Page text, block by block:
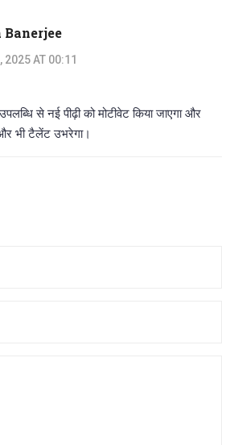
Banerjee
2025 AT 00:11
से नई पीढ़ी को मोटीवेट किया जाएगा और
भी टैलेंट उभरेगा।